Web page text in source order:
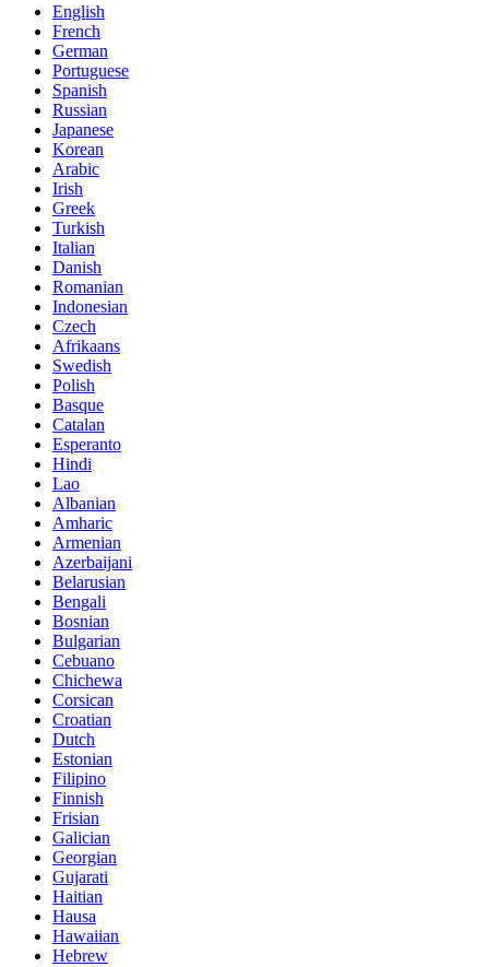
English
French
German
Portuguese
Spanish
Russian
Japanese
Korean
Arabic
Irish
Greek
Turkish
Italian
Danish
Romanian
Indonesian
Czech
Afrikaans
Swedish
Polish
Basque
Catalan
Esperanto
Hindi
Lao
Albanian
Amharic
Armenian
Azerbaijani
Belarusian
Bengali
Bosnian
Bulgarian
Cebuano
Chichewa
Corsican
Croatian
Dutch
Estonian
Filipino
Finnish
Frisian
Galician
Georgian
Gujarati
Haitian
Hausa
Hawaiian
Hebrew